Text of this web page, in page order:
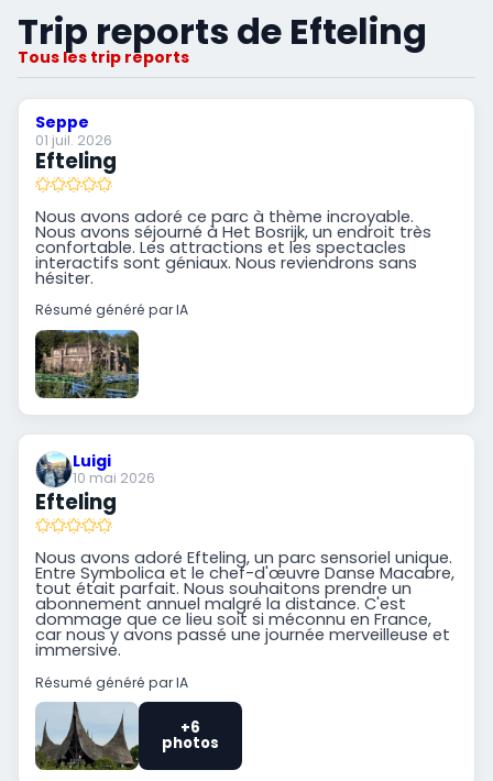
Trip reports de Efteling
Tous les trip reports
Seppe
01 juil. 2026
Efteling
Nous avons adoré ce parc à thème incroyable.
Nous avons séjourné à Het Bosrijk, un endroit très
confortable. Les attractions et les spectacles
interactifs sont géniaux. Nous reviendrons sans
hésiter.
Résumé généré par IA
Luigi
10 mai 2026
Efteling
Nous avons adoré Efteling, un parc sensoriel unique.
Entre Symbolica et le chef-d'œuvre Danse Macabre,
tout était parfait. Nous souhaitons prendre un
abonnement annuel malgré la distance. C'est
dommage que ce lieu soit si méconnu en France,
car nous y avons passé une journée merveilleuse et
immersive.
Résumé généré par IA
+6
photos